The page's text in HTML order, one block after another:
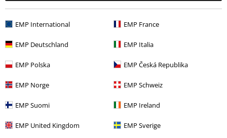
EMP International EMP France
EMP Deutschland EMP Italia
EMP Polska EMP Česká Republika
EMP Norge EMP Schweiz
EMP Suomi EMP Ireland
EMP United Kingdom EMP Sverige
Accesorios Accesorios para Fumar Mecheros
Band Merch Género Heavy Metal
Band Merch
Estilo de vida
Ofertas % Merch de Bandas Hogar